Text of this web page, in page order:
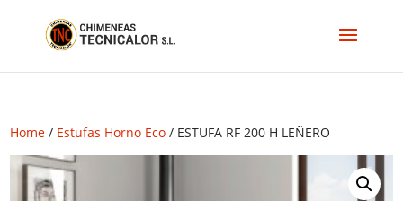
Home / Estufas Horno Eco / ESTUFA RF 200 H LEÑERO